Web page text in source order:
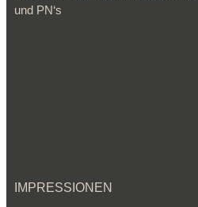
und PN‘s
IMPRESSIONEN